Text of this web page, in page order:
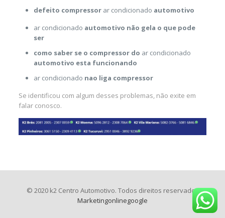
defeito compressor ar condicionado automotivo
ar condicionado automotivo não gela o que pode
ser
como saber se o compressor do ar condicionado
automotivo esta funcionando
ar condicionado nao liga compressor
Se identificou com algum desses problemas, não exite em
falar conosco.
© 2020 k2 Centro Automotivo. Todos direitos reservados
Marketingonlinegoogle